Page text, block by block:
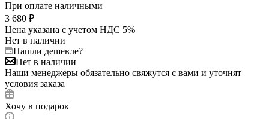
При оплате наличными
3 680 ₽
Цена указана с учетом НДС 5%
Нет в наличии
Нашли дешевле?
Нет в наличии
Наши менеджеры обязательно свяжутся с вами и уточнят
условия заказа
Хочу в подарок